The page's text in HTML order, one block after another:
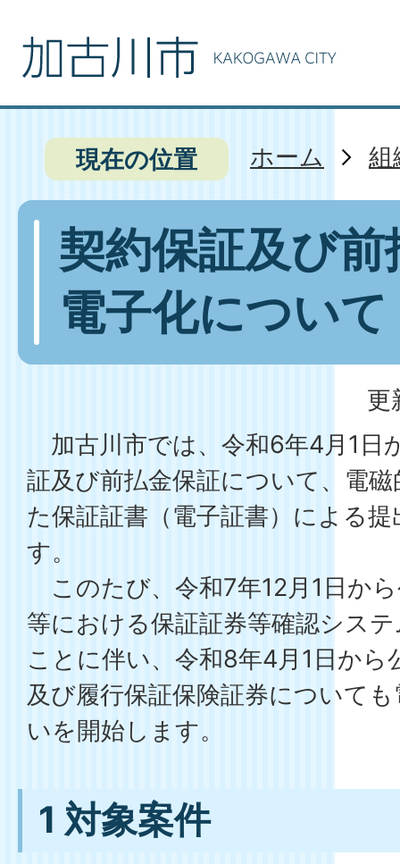
現在の位置 ホーム 組
契約保証及び
電子化について
更
加古川市では、令和6年4月1日
証及び前払金保証について、電
た保証証書（電子証書）による
す。
このたび、令和7年12月1日か
等における保証証券等確認シス
ことに伴い、令和8年4月1日から
及び履行保証保険証券について
いを開始します。
1 対象案件